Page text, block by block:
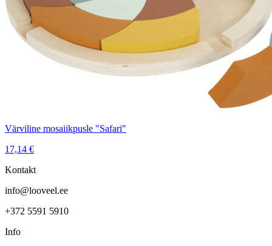
Värviline mosaiikpusle "Safari"
17,14 €
Kontakt
info@looveel.ee
+372 5591 5910
Info